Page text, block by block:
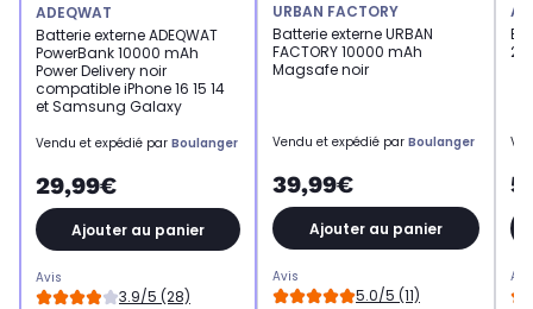
ADEQWAT
Batterie externe ADEQWAT
PowerBank 10000 mAh
Power Delivery noir
compatible iPhone 16 15 14
et Samsung Galaxy
Vendu et expédié par Boulanger
29,99€
Ajouter au panier
Avis
3.9/5 (28)
URBAN FACTORY
Batterie externe URBAN
FACTORY 10000 mAh
Magsafe noir
Vendu et expédié par Boulanger
39,99€
Ajouter au panier
Avis
5.0/5 (11)